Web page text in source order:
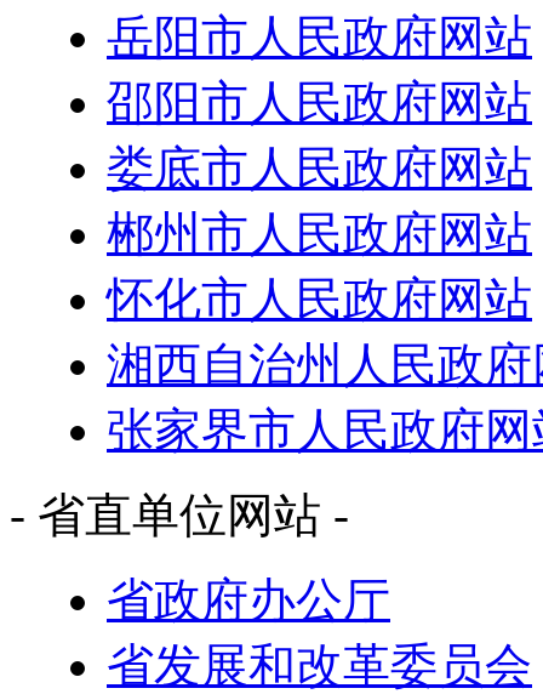
岳阳市人民政府网站
邵阳市人民政府网站
娄底市人民政府网站
郴州市人民政府网站
怀化市人民政府网站
湘西自治州人民政
张家界市人民政府网
- 省直单位网站 -
省政府办公厅
省发展和改革委员会